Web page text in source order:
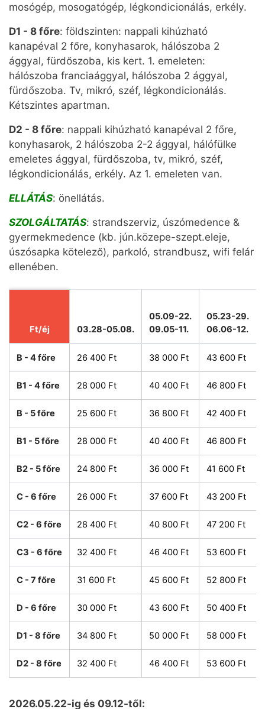
mosógép, mosogatógép, légkondicionálás, erkély.
D1 - 8 főre: földszinten: nappali kihúzható
kanapéval 2 főre, konyhasarok, hálószoba 2
ággyal, fürdőszoba, kis kert. 1. emeleten:
hálószoba franciaággyal, hálószoba 2 ággyal,
fürdőszoba. Tv, mikró, széf, légkondicionálás.
Kétszintes apartman.
D2 - 8 főre: nappali kihúzható kanapéval 2 főre,
konyhasarok, 2 hálószoba 2-2 ággyal, hálófülke
emeletes ággyal, fürdőszoba, tv, mikró, széf,
légkondicionálás, erkély. Az 1. emeleten van.
ELLÁTÁS: önellátás.
SZOLGÁLTATÁS: strandszerviz, úszómedence &
gyermekmedence (kb. jún.közepe-szept.eleje,
úszósapka kötelező), parkoló, strandbusz, wifi felár
ellenében.
Ft/éj 03.28-05.08.
05.09-22.
09.05-11.
05.23-29.
06.06-12.
B - 4 főre 26 400 Ft 38 000 Ft 43 600 Ft
B1 - 4 főre 28 000 Ft 40 400 Ft 46 800 Ft
B - 5 főre 25 600 Ft 36 800 Ft 42 400 Ft
B1 - 5 főre 28 000 Ft 40 400 Ft 46 800 Ft
B2 - 5 főre 24 800 Ft 36 000 Ft 41 600 Ft
C - 6 főre 26 000 Ft 37 600 Ft 43 200 Ft
C2 - 6 főre 28 400 Ft 40 800 Ft 47 200 Ft
C3 - 6 főre 32 400 Ft 46 400 Ft 53 600 Ft
C - 7 főre 31 600 Ft 45 600 Ft 52 800 Ft
D - 6 főre 30 000 Ft 43 600 Ft 50 400 Ft
D1 - 8 főre 34 800 Ft 50 000 Ft 58 000 Ft
D2 - 8 főre 32 400 Ft 46 400 Ft 53 600 Ft
2026.05.22-ig és 09.12-től: